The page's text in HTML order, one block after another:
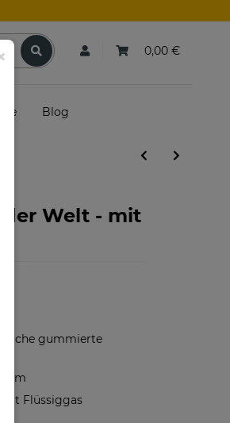
0,00 €
Blog
der Welt - mit
gummierte
mm
mit Flüssiggas